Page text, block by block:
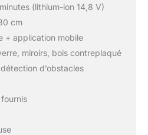
(lithium-ion 14,8 V)
cm
+ application mobile
miroirs, bois contreplaqué
d’obstacles